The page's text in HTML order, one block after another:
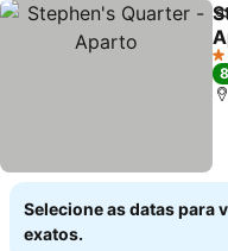
1
Selecione as datas para
exatos.